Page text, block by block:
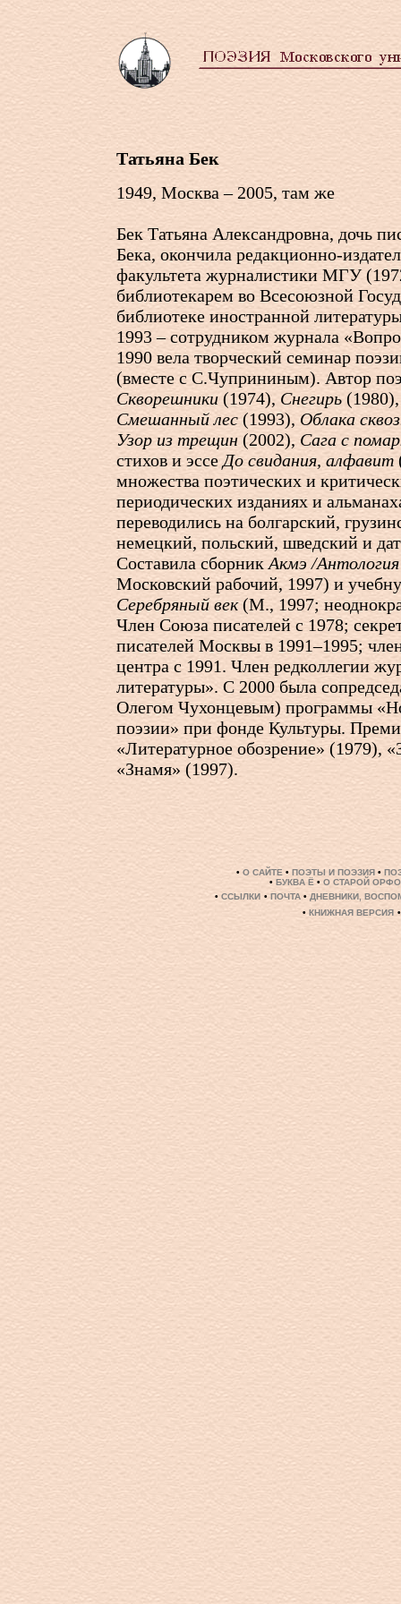
Татьяна Бек
1949, Москва – 2005, там же
Бек Татьяна Александровна, дочь
Бека, окончила редакционно-
факультета журналистики МГУ
библиотекарем во Всесоюзной
библиотеке иностранной
1993 – сотрудником журнала
1990 вела творческий семинар
(вместе с С.Чуприниным). Автор
Скворешники (1974), Снегирь
Смешанный лес (1993), Облака
Узор из трещин (2002), Сага с
стихов и эссе До свидания, алфавит
множества поэтических и
периодических изданиях и
переводились на болгарский,
немецкий, польский, шведский и
Составила сборник Акмэ /
Московский рабочий, 1997) и
Серебряный век(М., 1997;
Член Союза писателей с 1978;
писателей Москвы в 1991–1995;
центра с 1991. Член редколлегии
литературы». С 2000 была
Олегом Чухонцевым) программы
поэзии» при фонде Культуры.
«Литературное обозрение» (1979),
«Знамя» (1997).